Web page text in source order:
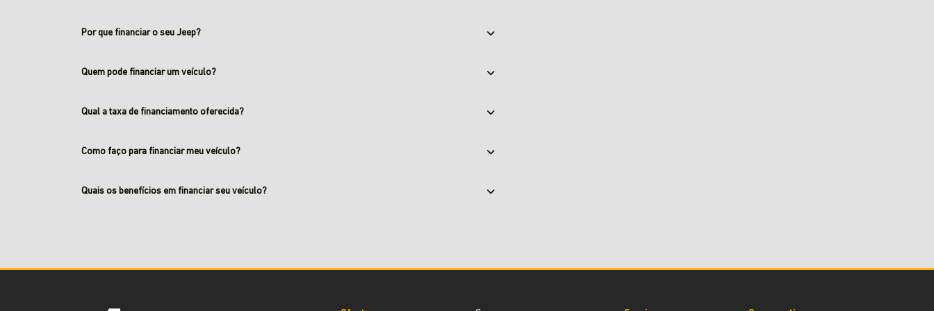
Por que financiar o seu Jeep?
Quem pode financiar um veículo?
Qual a taxa de financiamento oferecida?
Como faço para financiar meu veículo?
Quais os benefícios em financiar seu veículo?